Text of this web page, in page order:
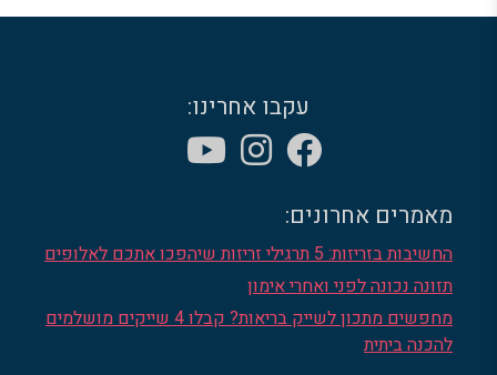
עקבו אחרינו:
מאמרים אחרונים:
החשיבות בזריזות: 5 תרגילי זריזות שיהפכו אתכם לאלופים
תזונה נכונה לפני ואחרי אימון
מחפשים מתכון לשייק בריאות? קבלו 4 שייקים מושלמים
להכנה ביתית